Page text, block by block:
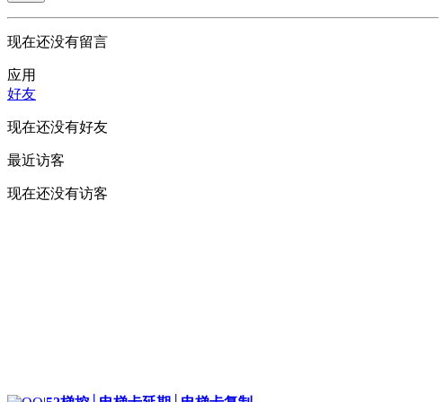
现在还没有留言
应用
好友
现在还没有好友
最近访客
现在还没有访客